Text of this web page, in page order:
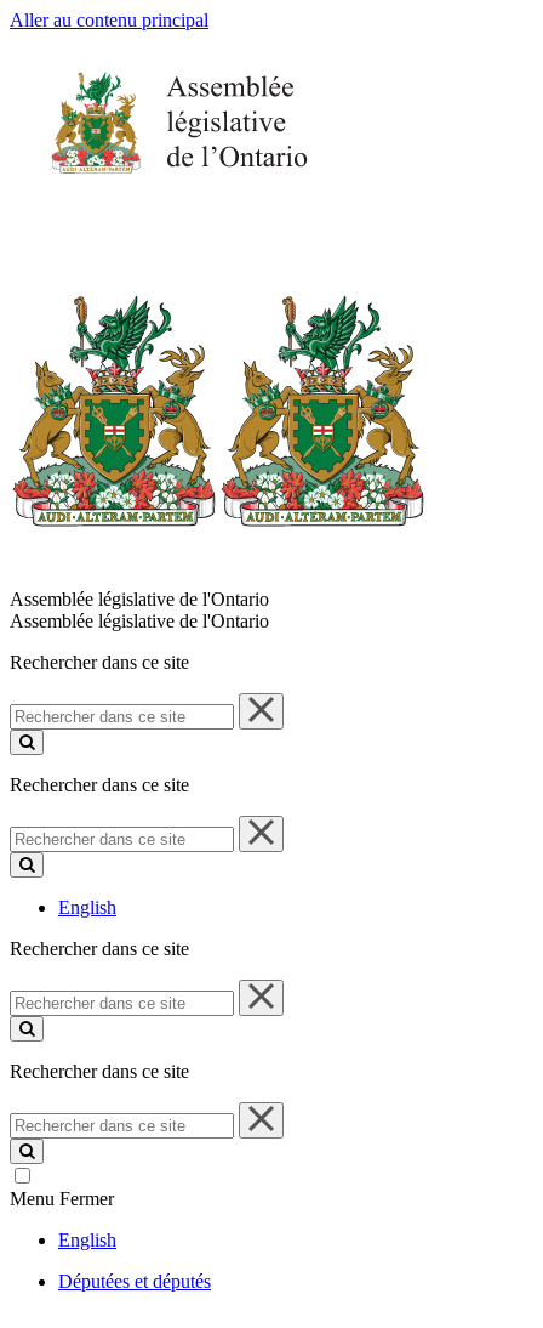
Aller au contenu principal
Assemblée législative de l'Ontario
Assemblée législative de l'Ontario
Rechercher dans ce site
Rechercher
dans
ce
Rechercher dans ce site
Rechercher
dans
ce
English
Rechercher dans ce site
Rechercher
dans
ce
Rechercher dans ce site
Rechercher
dans
ce
site
Menu Fermer
English
Députées et députés